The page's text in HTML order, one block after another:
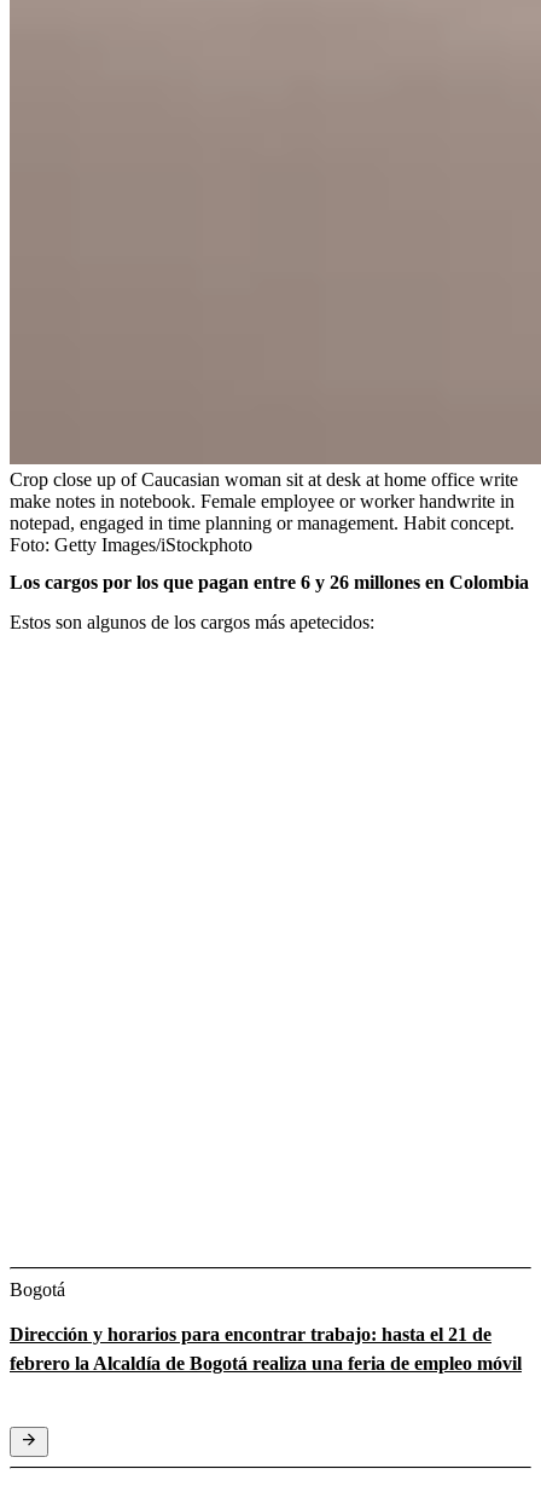
Crop close up of Caucasian woman sit at desk at home office write
make notes in notebook. Female employee or worker handwrite in
notepad, engaged in time planning or management. Habit concept.
Foto: Getty Images/iStockphoto
Los cargos por los que pagan entre 6 y 26 millones en Colombia
Estos son algunos de los cargos más apetecidos:
Bogotá
Dirección y horarios para encontrar trabajo: hasta el 21 de
febrero la Alcaldía de Bogotá realiza una feria de empleo móvil